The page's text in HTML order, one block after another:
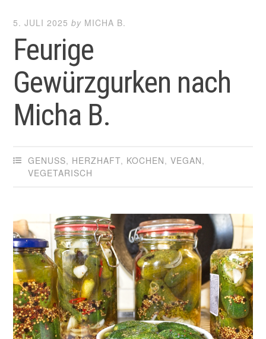
5. JULI 2025 by MICHA B.
Feurige
Gewürzgurken nach
Micha B.
GENUSS, HERZHAFT, KOCHEN,VEGAN,
VEGETARISCH